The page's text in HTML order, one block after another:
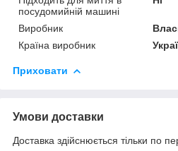
посудомийній машині
Виробник
Країна виробник
Приховати
Умови доставки
Доставка здійснюється тільки по